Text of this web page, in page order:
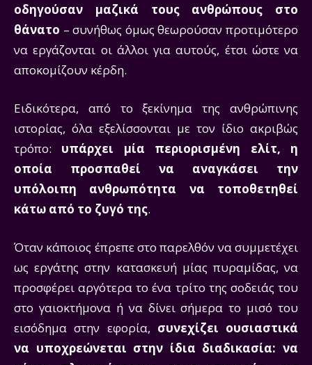
οδηγούσαν μαζικά τους ανθρώπους στο
θάνατο – συνήθως όμως θεωρούσαν προτιμότερο
να εργάζονται οι άλλοι για αυτούς, έτσι ώστε να
αποκομίζουν κέρδη.
Ειδικότερα, από το ξεκίνημα της ανθρώπινης
ιστορίας, όλα εξελίσσονται με τον ίδιο ακριβώς
τρόπο: υπάρχει μία περιορισμένη ελίτ, η
οποία προσπαθεί να αναγκάσει την
υπόλοιπη ανθρωπότητα να τοποθετηθεί
κάτω από το ζυγό της.
Όταν κάποιος έπρεπε στο παρελθόν να συμμετέχει
ως εργάτης στην κατασκευή μίας πυραμίδας, να
προσφέρει αργότερα το ένα τρίτο της σοδειάς του
στο γαιοκτήμονα ή να δίνει σήμερα το μισό του
εισόδημα στην εφορία, συνεχίζει ουσιαστικά
να υποχρεώνεται στην ίδια διαδικασία: να